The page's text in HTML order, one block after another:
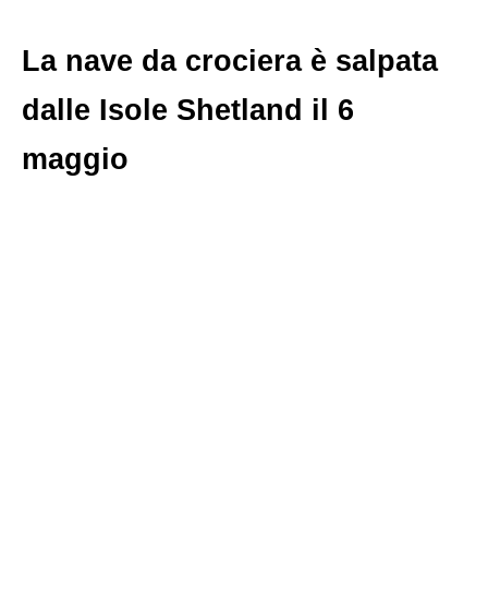
La nave da crociera è salpata
dalle Isole Shetland il 6
maggio